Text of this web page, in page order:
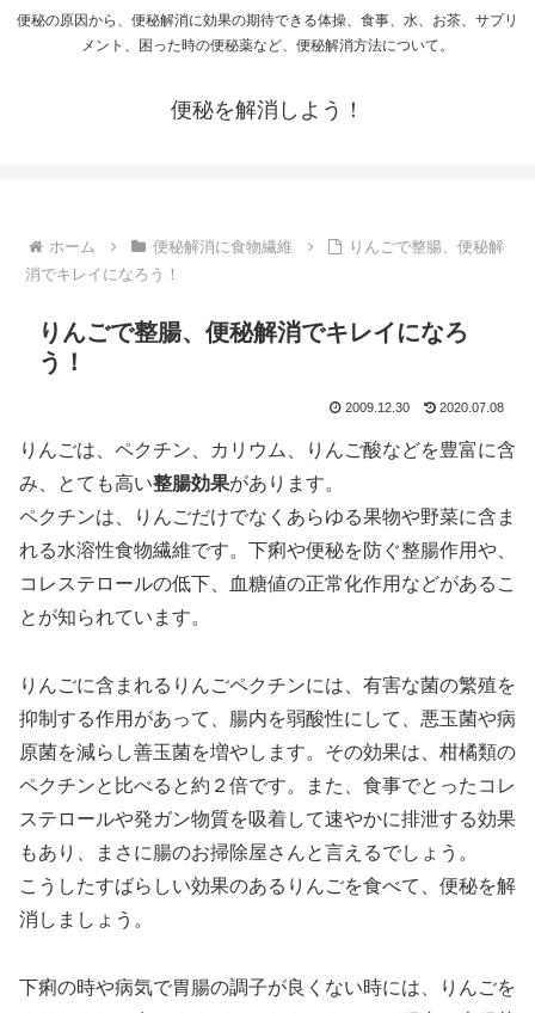
便秘の原因から、便秘解消に効果の期待できる体操、食事、水、お茶、サプリ
メント、困った時の便秘薬など、便秘解消方法について。
便秘を解消しよう！
ホーム 便秘解消に食物繊維
りんごで整腸、便秘解
消でキレイになろう！
りんごで整腸、便秘解消でキレイになろ
う！
2009.12.30 2020.07.08
りんごは、ペクチン、カリウム、りんご酸などを豊富に含
み、とても高い整腸効果があります。
ペクチンは、りんごだけでなくあらゆる果物や野菜に含ま
れる水溶性食物繊維です。下痢や便秘を防ぐ整腸作用や、
コレステロールの低下、血糖値の正常化作用などがあるこ
とが知られています。
りんごに含まれるりんごペクチンには、有害な菌の繁殖を
抑制する作用があって、腸内を弱酸性にして、悪玉菌や病
原菌を減らし善玉菌を増やします。その効果は、柑橘類の
ペクチンと比べると約２倍です。また、食事でとったコレ
ステロールや発ガン物質を吸着して速やかに排泄する効果
もあり、まさに腸のお掃除屋さんと言えるでしょう。
こうしたすばらしい効果のあるりんごを食べて、便秘を解
消しましょう。
下痢の時や病気で胃腸の調子が良くない時には、りんごを